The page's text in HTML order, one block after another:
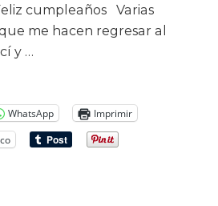
cumpleaños Varias
me hacen regresar al
y …
WhatsApp
Imprimir